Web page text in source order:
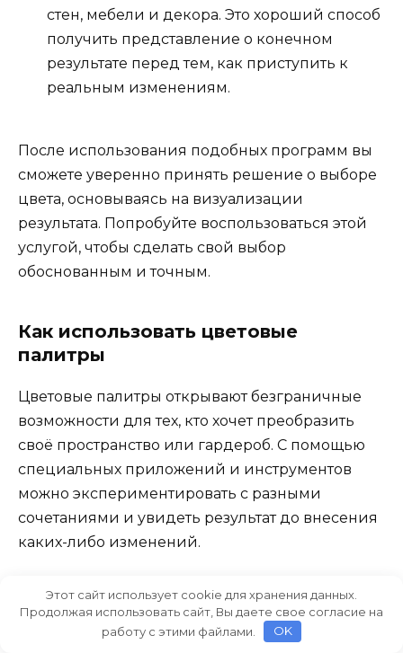
стен, мебели и декора. Это хороший способ
получить представление о конечном
результате перед тем, как приступить к
реальным изменениям.
После использования подобных программ вы
сможете уверенно принять решение о выборе
цвета, основываясь на визуализации
результата. Попробуйте воспользоваться этой
услугой, чтобы сделать свой выбор
обоснованным и точным.
Как использовать цветовые
палитры
Цветовые палитры открывают безграничные
возможности для тех, кто хочет преобразить
своё пространство или гардероб. С помощью
специальных приложений и инструментов
можно экспериментировать с разными
сочетаниями и увидеть результат до внесения
каких-либо изменений.
Современныеприложенияпредоставляют
услугу цветового изменатора, который
позволяет заменить оттенки на фотографиях
Этот сайт использует cookie для хранения данных.
Продолжая использовать сайт, Вы даете свое согласие на
работу с этими файлами.
OK